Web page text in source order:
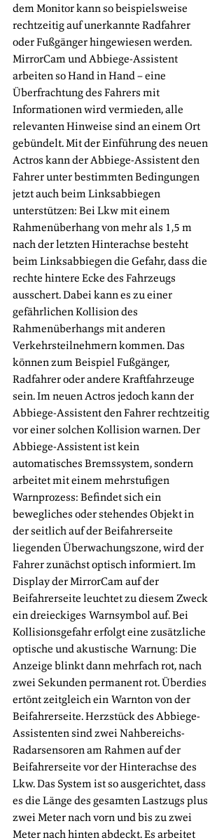
dem Monitor kann so beispielsweise
rechtzeitig auf unerkannte Radfahrer
oder Fußgänger hingewiesen werden.
MirrorCam und Abbiege-Assistent
arbeiten so Hand in Hand – eine
Überfrachtung des Fahrers mit
Informationen wird vermieden, alle
relevanten Hinweise sind an einem Ort
gebündelt. Mit der Einführung des neuen
Actros kann der Abbiege-Assistent den
Fahrer unter bestimmten Bedingungen
jetzt auch beim Linksabbiegen
unterstützen: Bei Lkw mit einem
Rahmenüberhang von mehr als 1,5 m
nach der letzten Hinterachse besteht
beim Linksabbiegen die Gefahr, dass die
rechte hintere Ecke des Fahrzeugs
ausschert. Dabei kann es zu einer
gefährlichen Kollision des
Rahmenüberhangs mit anderen
Verkehrsteilnehmern kommen. Das
können zum Beispiel Fußgänger,
Radfahrer oder andere Kraftfahrzeuge
sein. Im neuen Actros jedoch kann der
Abbiege-Assistent den Fahrer rechtzeitig
vor einer solchen Kollision warnen. Der
Abbiege-Assistent ist kein
automatisches Bremssystem, sondern
arbeitet mit einem mehrstufigen
Warnprozess: Befindet sich ein
bewegliches oder stehendes Objekt in
der seitlich auf der Beifahrerseite
liegenden Überwachungszone, wird der
Fahrer zunächst optisch informiert. Im
Display der MirrorCam auf der
Beifahrerseite leuchtet zu diesem Zweck
ein dreieckiges Warnsymbol auf. Bei
Kollisionsgefahr erfolgt eine zusätzliche
optische und akustische Warnung: Die
Anzeige blinkt dann mehrfach rot, nach
zwei Sekunden permanent rot. Überdies
ertönt zeitgleich ein Warnton von der
Beifahrerseite. Herzstück des Abbiege-
Assistenten sind zwei Nahbereichs-
Radarsensoren am Rahmen auf der
Beifahrerseite vor der Hinterachse des
Lkw. Das System ist so ausgerichtet, dass
es die Länge des gesamten Lastzugs plus
zwei Meter nach vorn und bis zu zwei
Meter nach hinten abdeckt. Es arbeitet